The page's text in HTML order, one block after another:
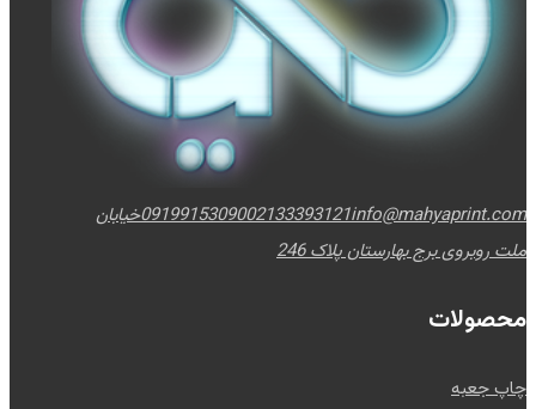
0919915309002133393121info@mahyaprint.com
خیابان
ملت روبروی برج بهارستان پلاک 246
محصولات
چاپ جعبه